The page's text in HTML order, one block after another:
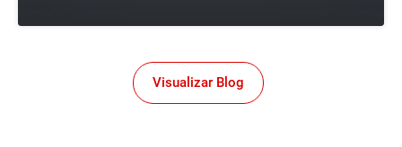
Visualizar Blog